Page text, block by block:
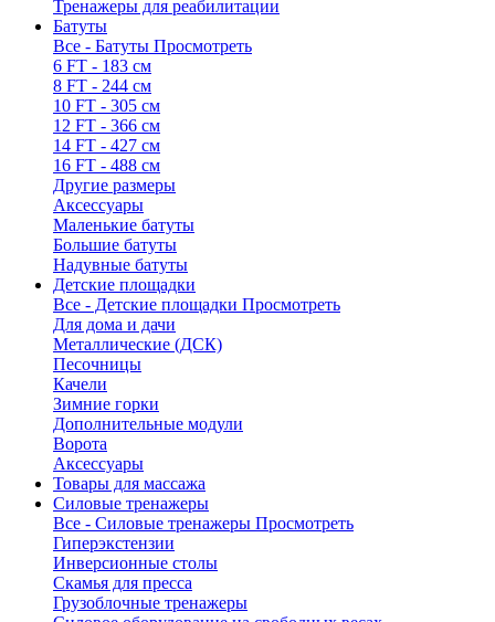
Тренажеры для реабилитации
Батуты
Все - Батуты Просмотреть
6 FT - 183 см
8 FT - 244 см
10 FT - 305 см
12 FT - 366 см
14 FT - 427 см
16 FT - 488 см
Другие размеры
Аксессуары
Маленькие батуты
Большие батуты
Надувные батуты
Детские площадки
Все - Детские площадки Просмотреть
Для дома и дачи
Металлические (ДСК)
Песочницы
Качели
Зимние горки
Дополнительные модули
Ворота
Аксессуары
Товары для массажа
Силовые тренажеры
Все - Силовые тренажеры Просмотреть
Гиперэкстензии
Инверсионные столы
Скамья для пресса
Грузоблочные тренажеры